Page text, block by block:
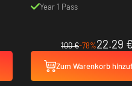
Year 1 Pass
100 €-78%22.29
Zum Warenkorb